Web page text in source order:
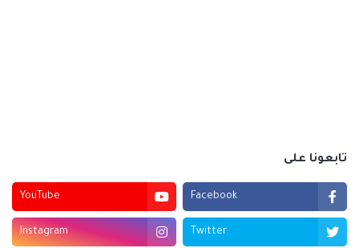
تابعونا على
Facebook
YouTube
Twitter
Instagram